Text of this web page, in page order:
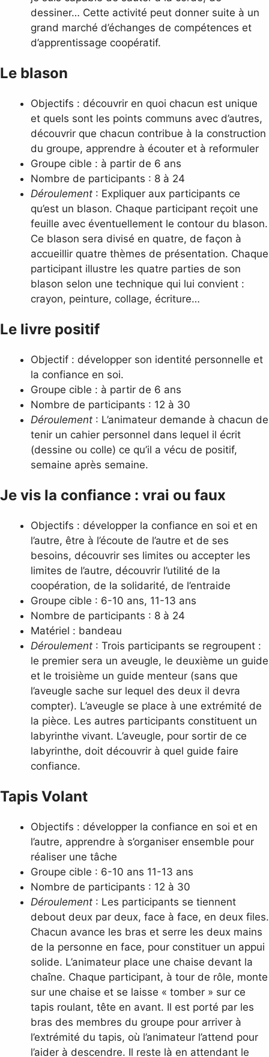
dessiner… Cette activité peut donner suite à un
grand marché d’échanges de compétences et
d’apprentissage coopératif.
Le blason
Objectifs : découvrir en quoi chacun est unique
et quels sont les points communs avec d’autres,
découvrir que chacun contribue à la construction
du groupe, apprendre à écouter et à reformuler
Groupe cible : à partir de 6 ans
Nombre de participants : 8 à 24
Déroulement : Expliquer aux participants ce
qu’est un blason. Chaque participant reçoit une
feuille avec éventuellement le contour du blason.
Ce blason sera divisé en quatre, de façon à
accueillir quatre thèmes de présentation. Chaque
participant illustre les quatre parties de son
blason selon une technique qui lui convient :
crayon, peinture, collage, écriture…
Le livre positif
Objectif : développer son identité personnelle et
la confiance en soi.
Groupe cible : à partir de 6 ans
Nombre de participants : 12 à 30
Déroulement : L’animateur demande à chacun de
tenir un cahier personnel dans lequel il écrit
(dessine ou colle) ce qu’il a vécu de positif,
semaine après semaine.
Je vis la confiance : vrai ou faux
Objectifs : développer la confiance en soi et en
l’autre, être à l’écoute de l’autre et de ses
besoins, découvrir ses limites ou accepter les
limites de l’autre, découvrir l’utilité de la
coopération, de la solidarité, de l’entraide
Groupe cible : 6-10 ans, 11-13 ans
Nombre de participants : 8 à 24
Matériel : bandeau
Déroulement : Trois participants se regroupent :
le premier sera un aveugle, le deuxième un guide
et le troisième un guide menteur (sans que
l’aveugle sache sur lequel des deux il devra
compter). L’aveugle se place à une extrémité de
la pièce. Les autres participants constituent un
labyrinthe vivant. L’aveugle, pour sortir de ce
labyrinthe, doit découvrir à quel guide faire
confiance.
Tapis Volant
Objectifs : développer la confiance en soi et en
l’autre, apprendre à s’organiser ensemble pour
réaliser une tâche
Groupe cible : 6-10 ans 11-13 ans
Nombre de participants : 12 à 30
Déroulement : Les participants se tiennent
debout deux par deux, face à face, en deux files.
Chacun avance les bras et serre les deux mains
de la personne en face, pour constituer un appui
solide. L’animateur place une chaise devant la
chaîne. Chaque participant, à tour de rôle, monte
sur une chaise et se laisse « tomber » sur ce
tapis roulant, tête en avant. Il est porté par les
bras des membres du groupe pour arriver à
l’extrémité du tapis, où l’animateur l’attend pour
l’aider à descendre. Il reste là en attendant le